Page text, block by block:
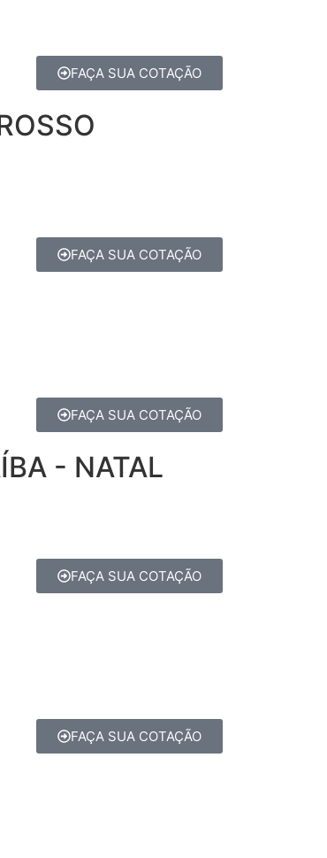
FAÇA SUA COTAÇÃO
FAÇA SUA COTAÇÃO
FAÇA SUA COTAÇÃO
- NATAL
FAÇA SUA COTAÇÃO
FAÇA SUA COTAÇÃO